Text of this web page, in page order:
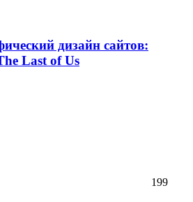
дизайн сайтов:
Last of Us
199